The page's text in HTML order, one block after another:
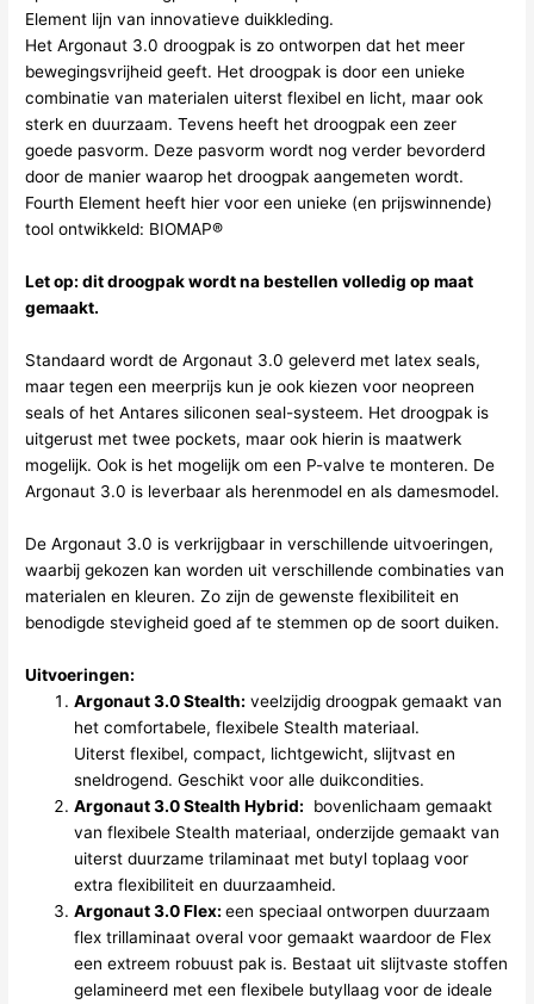
Element lijn van innovatieve duikkleding.
Het Argonaut 3.0 droogpak is zo ontworpen dat het meer
bewegingsvrijheid geeft. Het droogpak is door een unieke
combinatie van materialen uiterst flexibel en licht, maar ook
sterk en duurzaam. Tevens heeft het droogpak een zeer
goede pasvorm. Deze pasvorm wordt nog verder bevorderd
door de manier waarop het droogpak aangemeten wordt.
Fourth Element heeft hier voor een unieke (en prijswinnende)
tool ontwikkeld: BIOMAP®
Let op: dit droogpak wordt na bestellen volledig op maat
gemaakt.
Standaard wordt de Argonaut 3.0 geleverd met latex seals,
maar tegen een meerprijs kun je ook kiezen voor neopreen
seals of het Antares siliconen seal-systeem. Het droogpak is
uitgerust met twee pockets, maar ook hierin is maatwerk
mogelijk. Ook is het mogelijk om een P-valve te monteren. De
Argonaut 3.0 is leverbaar als herenmodel en als damesmodel.
De Argonaut 3.0 is verkrijgbaar in verschillende uitvoeringen,
waarbij gekozen kan worden uit verschillende combinaties van
materialen en kleuren. Zo zijn de gewenste flexibiliteit en
benodigde stevigheid goed af te stemmen op de soort duiken.
Uitvoeringen:
Argonaut 3.0 Stealth: veelzijdig droogpak gemaakt van
het comfortabele, flexibele Stealth materiaal.
Uiterst flexibel, compact, lichtgewicht, slijtvast en
sneldrogend. Geschikt voor alle duikcondities.
Argonaut 3.0 Stealth Hybrid: bovenlichaam gemaakt
van flexibele Stealth materiaal, onderzijde gemaakt van
uiterst duurzame trilaminaat met butyl toplaag voor
extra flexibiliteit en duurzaamheid.
Argonaut 3.0 Flex:een speciaal ontworpen duurzaam
flex trillaminaat overal voor gemaakt waardoor de Flex
een extreem robuust pak is. Bestaat uit slijtvaste stoffen
gelamineerd met een flexibele butyllaag voor de ideale